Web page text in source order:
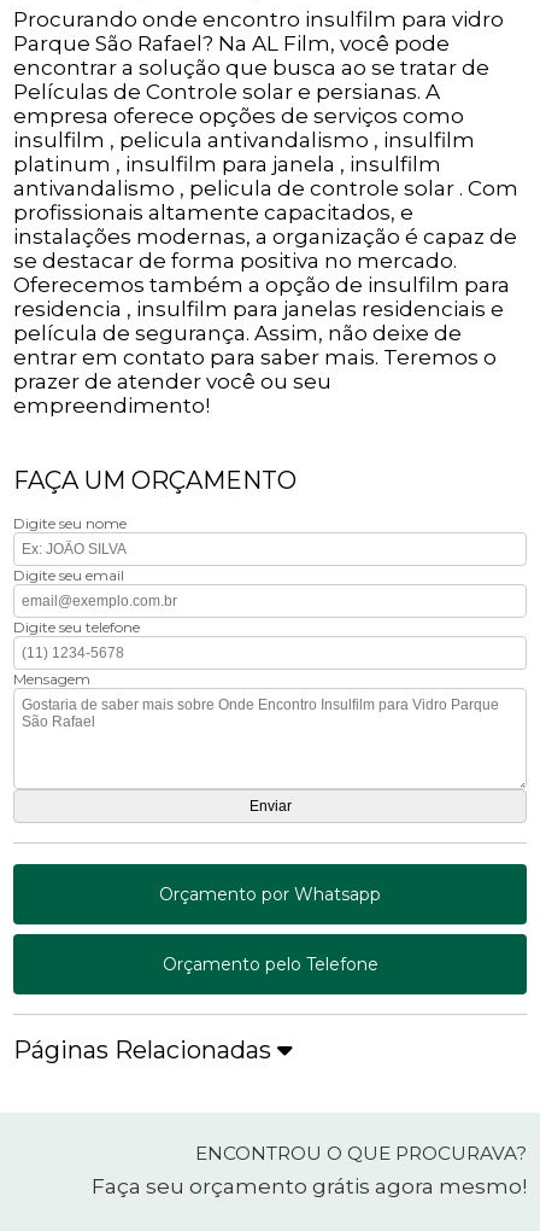
Procurando onde encontro insulfilm para vidro
Parque São Rafael? Na AL Film, você pode
encontrar a solução que busca ao se tratar de
Películas de Controle solar e persianas. A
empresa oferece opções de serviços como
insulfilm , pelicula antivandalismo , insulfilm
platinum , insulfilm para janela , insulfilm
antivandalismo , pelicula de controle solar . Com
profissionais altamente capacitados, e
instalações modernas, a organização é capaz de
se destacar de forma positiva no mercado.
Oferecemos também a opção de insulfilm para
residencia , insulfilm para janelas residenciais e
película de segurança. Assim, não deixe de
entrar em contato para saber mais. Teremos o
prazer de atender você ou seu
empreendimento!
FAÇA UM ORÇAMENTO
Digite seu nome
Digite seu email
Digite seu telefone
Mensagem
Orçamento por Whatsapp
Orçamento pelo Telefone
Páginas Relacionadas
ENCONTROU O QUE PROCURAVA?
Faça seu orçamento grátis agora mesmo!